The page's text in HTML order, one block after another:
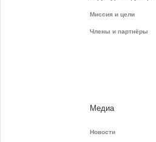
Миссия и цели
Члены и партнёры
Медиа
Новости